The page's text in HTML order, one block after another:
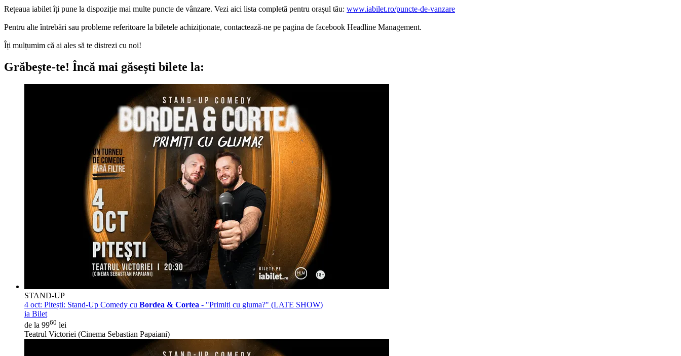
Rețeaua iabilet îți pune la dispoziție mai multe puncte de vânzare. Vezi aici lista completă pentru orașul tău: www.iabilet.ro/puncte-de-vanzare
Pentru alte întrebări sau probleme referitoare la biletele achiziționate, contactează-ne pe pagina de facebook Headline Management.
Îți mulțumim că ai ales să te distrezi cu noi!
Grăbește-te! Încă mai găsești bilete la:
STAND-UP
4 oct: Pitești: Stand-Up Comedy cu Bordea & Cortea - "Primiți cu gluma?" (LATE SHOW)
ia Bilet
de la 9960 lei
Teatrul Victoriei (Cinema Sebastian Papaiani)